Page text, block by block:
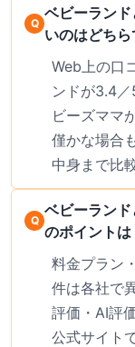
ベビーラン
いのはどちら
Web上の口
ンドが3.4
ビーズママ
僅かな場合
中身まで比
ベビーラン
のポイントは
料金プラン
件は各社で
評価・AI評
公式サイト